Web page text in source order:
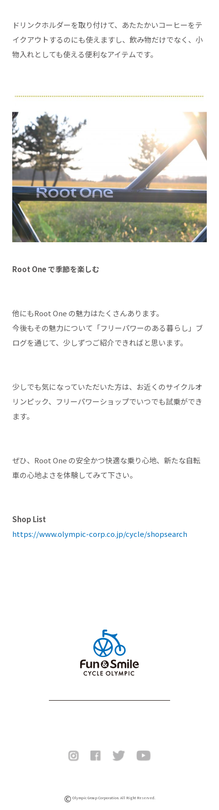
ドリンクホルダーを取り付けて、あたたかいコーヒーをテ
イクアウトするのにも使えますし、飲み物だけでなく、小
物入れとしても使える便利なアイテムです。
Root One で季節を楽しむ
他にもRoot One の魅力はたくさんあります。
今後もその魅力について「フリーパワーのある暮らし」ブ
ログを通じて、少しずつご紹介できればと思います。
少しでも気になっていただいた方は、お近くのサイクルオ
リンピック、フリーパワーショップでいつでも試乗ができ
ます。
ぜひ、Root One の安全かつ快適な乗り心地、新たな自転
車の心地よさを体験してみて下さい。
Shop List
https://www.olympic-corp.co.jp/cycle/shopsearch
© Olympic Group Corporation. All Right Reserved.